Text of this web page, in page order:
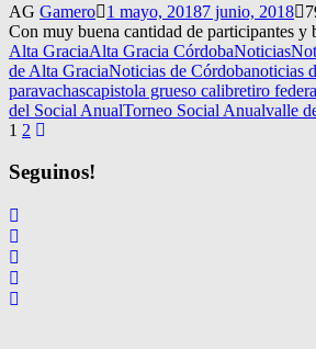
AG Gamero 1 mayo, 20187 junio, 2018
Con muy buena cantidad de participantes y
Alta GraciaAlta Gracia CórdobaNoticias
de Alta GraciaNoticias de Córdobanoticias
paravachascapistola grueso calibretiro
del Social AnualTorneo Social Anualvalle
Navegación
de
entradas
1 2
Seguinos!